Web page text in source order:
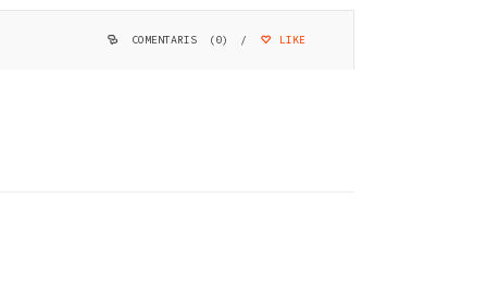
LIKE
COMENTARIS (0) /